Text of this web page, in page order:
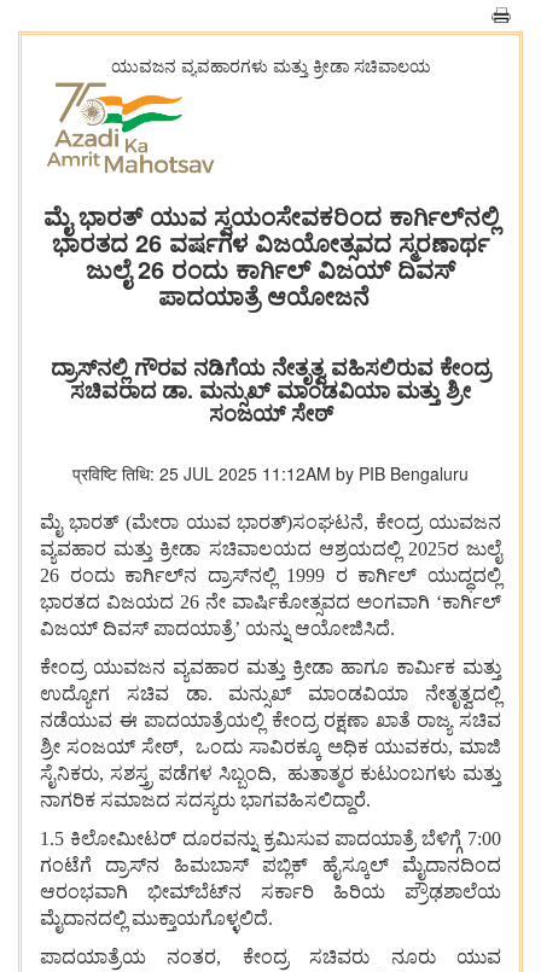
ಯುವಜನ ವ್ಯವಹಾರಗಳು ಮತ್ತು ಕ್ರೀಡಾ ಸಚಿವಾಲಯ
ಮೈ ಭಾರತ್ ಯುವ ಸ್ವಯಂಸೇವಕರಿಂದ ಕಾರ್ಗಿಲ್‌ನಲ್ಲಿ
ಭಾರತದ 26 ವರ್ಷಗಳ ವಿಜಯೋತ್ಸವದ ಸ್ಮರಣಾರ್ಥ
ಜುಲೈ 26 ರಂದು ಕಾರ್ಗಿಲ್ ವಿಜಯ್ ದಿವಸ್
ಪಾದಯಾತ್ರೆ ಆಯೋಜನೆ
ದ್ರಾಸ್‌ನಲ್ಲಿ ಗೌರವ ನಡಿಗೆಯ ನೇತೃತ್ವ ವಹಿಸಲಿರುವ ಕೇಂದ್ರ
ಸಚಿವರಾದ ಡಾ. ಮನ್ಸುಖ್ ಮಾಂಡವಿಯಾ ಮತ್ತು ಶ್ರೀ
ಸಂಜಯ್ ಸೇಠ್
प्रविष्टि तिथि: 25 JUL 2025 11:12AM by PIB Bengaluru
ಮೈ ಭಾರತ್ (ಮೇರಾ ಯುವ ಭಾರತ್)ಸಂಘಟನೆ, ಕೇಂದ್ರ ಯುವಜನ
ವ್ಯವಹಾರ ಮತ್ತು ಕ್ರೀಡಾ ಸಚಿವಾಲಯದ ಆಶ್ರಯದಲ್ಲಿ 2025ರ ಜುಲೈ
26 ರಂದು ಕಾರ್ಗಿಲ್‌ನ ದ್ರಾಸ್‌ನಲ್ಲಿ 1999 ರ ಕಾರ್ಗಿಲ್ ಯುದ್ಧದಲ್ಲಿ
ಭಾರತದ ವಿಜಯದ 26 ನೇ ವಾರ್ಷಿಕೋತ್ಸವದ ಅಂಗವಾಗಿ ‘ಕಾರ್ಗಿಲ್
ವಿಜಯ್ ದಿವಸ್ ಪಾದಯಾತ್ರೆ’ ಯನ್ನು ಆಯೋಜಿಸಿದೆ.
ಕೇಂದ್ರ ಯುವಜನ ವ್ಯವಹಾರ ಮತ್ತು ಕ್ರೀಡಾ ಹಾಗೂ ಕಾರ್ಮಿಕ ಮತ್ತು
ಉದ್ಯೋಗ ಸಚಿವ ಡಾ. ಮನ್ಸುಖ್ ಮಾಂಡವಿಯಾ ನೇತೃತ್ವದಲ್ಲಿ
ನಡೆಯುವ ಈ ಪಾದಯಾತ್ರೆಯಲ್ಲಿ ಕೇಂದ್ರ ರಕ್ಷಣಾ ಖಾತೆ ರಾಜ್ಯ ಸಚಿವ
ಶ್ರೀ ಸಂಜಯ್ ಸೇಠ್‌, ಒಂದು ಸಾವಿರಕ್ಕೂ ಅಧಿಕ ಯುವಕರು, ಮಾಜಿ
ಸೈನಿಕರು, ಸಶಸ್ತ್ರ ಪಡೆಗಳ ಸಿಬ್ಬಂದಿ, ಹುತಾತ್ಮರ ಕುಟುಂಬಗಳು ಮತ್ತು
ನಾಗರಿಕ ಸಮಾಜದ ಸದಸ್ಯರು ಭಾಗವಹಿಸಲಿದ್ದಾರೆ.
1.5 ಕಿಲೋಮೀಟರ್ ದೂರವನ್ನು ಕ್ರಮಿಸುವ ಪಾದಯಾತ್ರೆ ಬೆಳಿಗ್ಗೆ 7:00
ಗಂಟೆಗೆ ದ್ರಾಸ್‌ನ ಹಿಮಬಾಸ್ ಪಬ್ಲಿಕ್ ಹೈಸ್ಕೂಲ್ ಮೈದಾನದಿಂದ
ಆರಂಭವಾಗಿ ಭೀಮ್‌ಬೆಟ್‌ನ ಸರ್ಕಾರಿ ಹಿರಿಯ ಪ್ರೌಢಶಾಲೆಯ
ಮೈದಾನದಲ್ಲಿ ಮುಕ್ತಾಯಗೊಳ್ಳಲಿದೆ.
ಪಾದಯಾತ್ರೆಯ ನಂತರ, ಕೇಂದ್ರ ಸಚಿವರು ನೂರು ಯುವ